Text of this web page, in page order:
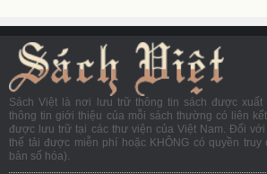
Sách Việt là nơi lưu trữ thông tin sách được xuất
thông tin giới thiệu của mỗi sách thường có liên
được lưu trữ tại các thư viện của Việt Nam. Đối
thể tải được miễn phí hoặc KHÔNG có quyền truy
bản số hóa).